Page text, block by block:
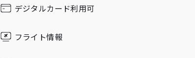
Friday
Sunday
デジタルカード利用可
フライト情報